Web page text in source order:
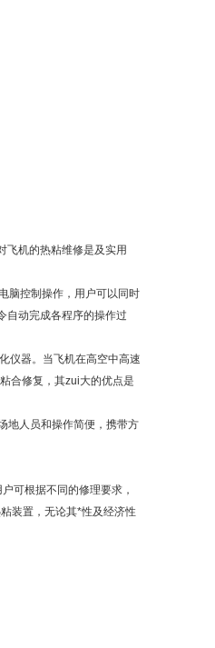
飞机的热粘维修是及实用
脑控制操作，用户可以同时
自动完成各程序的操作过
仪器。当飞机在高空中高速
合修复，其zui大的优点是
地人员和操作简便，携带方
可根据不同的修理要求，
装置，无论其*性及经济性